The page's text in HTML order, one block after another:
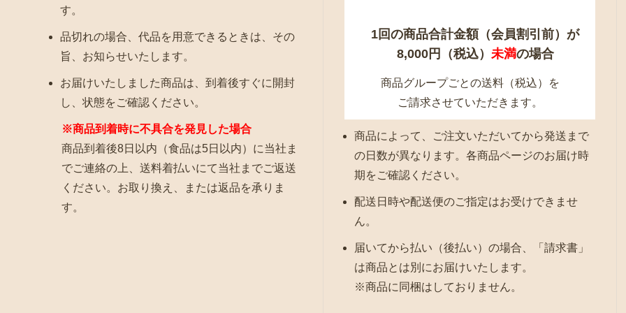
す。
品切れの場合、代品を用意できるときは、その
旨、お知らせいたします。
お届けいたしました商品は、到着後すぐに開封
し、状態をご確認ください。
※商品到着時に不具合を発見した場合
商品到着後8日以内（食品は5日以内）に当社ま
でご連絡の上、送料着払いにて当社までご返送
ください。お取り換え、または返品を承りま
す。
1回の商品合計金額（会員割引前）が
8,000円（税込） 未満の場合
商品グループごとの送料（税込）を
ご請求させていただきます。
商品によって、ご注文いただいてから発送まで
の日数が異なります。各商品ページのお届け時
期をご確認ください。
配送日時や配送便のご指定はお受けできませ
ん。
届いてから払い（後払い）の場合、「請求書」
は商品とは別にお届けいたします。
※商品に同梱はしておりません。